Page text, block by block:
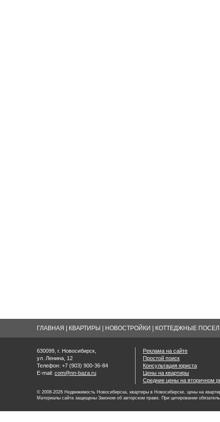
ГЛАВНАЯ КВАРТИРЫ НОВОСТРОЙКИ КОТТЕДЖНЫЕ
630099, г. Новосибирск,
ул. Ленина, 12
Телефон: +7 (903) 900-36-84
E-mail: com@nn-baza.ru
Реклама на сайте
Простой поиск
Консультация юриста
Цены на квартиры
Средние цены на вторичном
© 2008-2026 Недвижимость Новосибирска, квартиры в Новосибирске, цены на
Материалы сайта защищены Законом об авторском праве. При цитировании